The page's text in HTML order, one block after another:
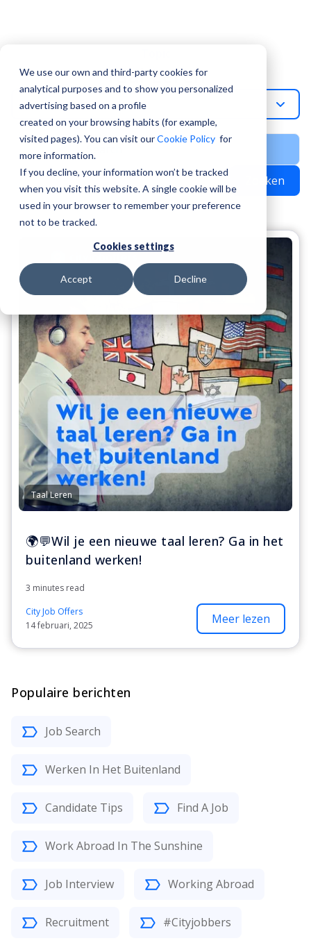
We use our own and third-party cookies for
analytical purposes and to show you personalized
advertising based on a profile
created on your browsing habits (for example,
visited pages). You can visit ourCookie Policy for
more information.
If you decline, your information won’t be tracked
when you visit this website. A single cookie will be
used in your browser to remember your preference
not to be tracked.
Cookies settings
Accept Decline
Taal Leren
Taal-Leren
Zoeken
Populaire berichten
Job Search
Werken In Het Buitenland
Candidate Tips Find A Job
Work Abroad In The Sunshine
Job Interview Working Abroad
Recruitment #Cityjobbers
Taal Leren
🌍💬Wil je een nieuwe taal leren? Ga in het
buitenland werken!
3 minutes read
City Job Offers
14 februari, 2025
Meer lezen